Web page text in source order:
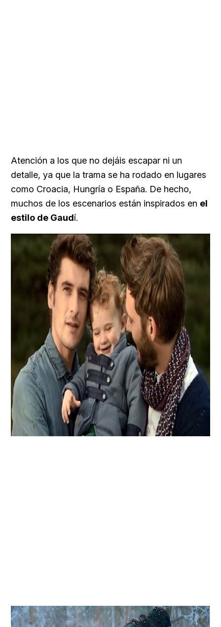
Atención a los que no dejáis escapar ni un
detalle, ya que la trama se ha rodado en lugares
como Croacia, Hungría o España. De hecho,
muchos de los escenarios están inspirados en el
estilo de Gaudí.